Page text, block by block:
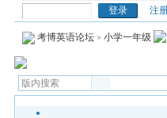
注
考博英语论坛» 小学一年级